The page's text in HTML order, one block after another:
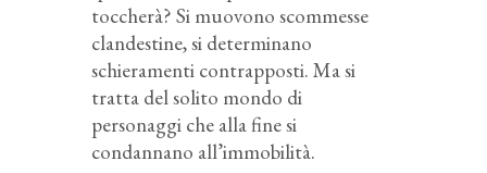
toccherà? Si muovono scommesse
clandestine, si determinano
schieramenti contrapposti. Ma si
tratta del solito mondo di
personaggi che alla fine si
condannano all’immobilità.